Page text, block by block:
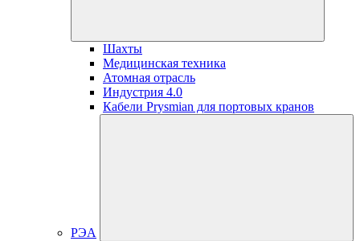
Шахты
Медицинская техника
Атомная отрасль
Индустрия 4.0
Кабели Prysmian для портовых кранов
РЭА